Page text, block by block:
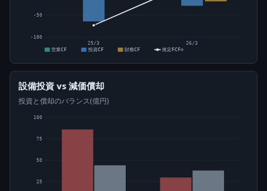
-100
-50
25/3
26/3
営業CF
投資CF 財務CF 推定FCF⊙
設備投資 vs 減価償却
投資と償却のバランス(億円)
25
50
75
100